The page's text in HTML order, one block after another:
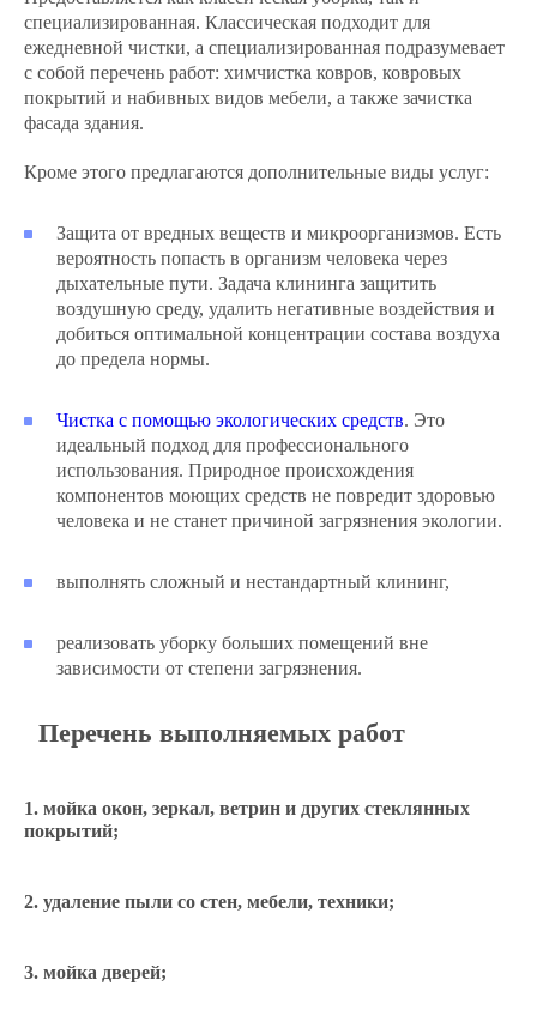
специализированная. Классическая подходит для
ежедневной чистки, а специализированная подразумевает
с собой перечень работ: химчистка ковров, ковровых
покрытий и набивных видов мебели, а также зачистка
фасада здания.
Кроме этого предлагаются дополнительные виды услуг:
Защита от вредных веществ и микроорганизмов. Есть
вероятность попасть в организм человека через
дыхательные пути. Задача клининга защитить
воздушную среду, удалить негативные воздействия и
добиться оптимальной концентрации состава воздуха
до предела нормы.
Чистка с помощью экологических средств. Это
идеальный подход для профессионального
использования. Природное происхождения
компонентов моющих средств не повредит здоровью
человека и не станет причиной загрязнения экологии.
выполнять сложный и нестандартный клининг,
реализовать уборку больших помещений вне
зависимости от степени загрязнения.
Перечень выполняемых работ
мойка окон, зеркал, ветрин и других стеклянных
покрытий;
удаление пыли со стен, мебели, техники;
мойка дверей;